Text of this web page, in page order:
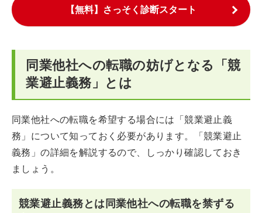
【無料】さっそく診断スタート
同業他社への転職の妨げとなる「競
業避止義務」とは
同業他社への転職を希望する場合には「競業避止義
務」について知っておく必要があります。「競業避止
義務」の詳細を解説するので、しっかり確認しておき
ましょう。
競業避止義務とは同業他社への転職を禁ずる